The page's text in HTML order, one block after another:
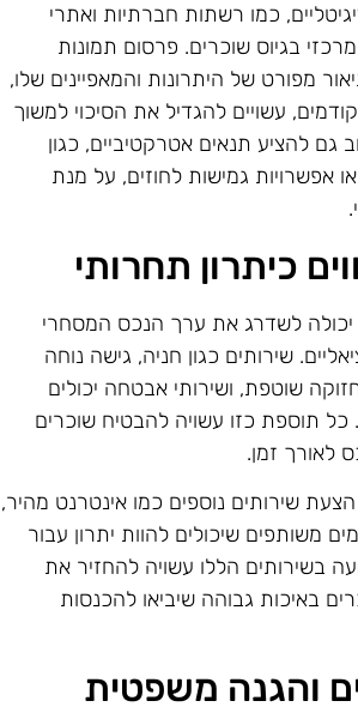
כמו רשתות חברתיות ואתרי
בגיוס שוכרים. פרסום תמונות
מפורט של היתרונות והמאפיינים שלו,
עשויים להגדיל את הסיכוי למשוך
גם להציע תנאים אטרקטיביים, כגון
אפשרויות גמישות לחוזים, על מנת
כיתרון תחרותי
יכולה לשדרג את ערך הנכס המסחרי
שירותים כגון חניה, גישה נוחה
שוטפת, ושירותי אבטחה יכולים
כל תוספת כזו עשויה להבטיח שוכרים
לאורך זמן.
שירותים נוספים כמו אינטרנט מהיר,
משותפים שיכולים להוות יתרון עבור
בשירותים הללו עשויה להחזיר את
באיכות גבוהה שיביאו להכנסות
והגנה משפטית